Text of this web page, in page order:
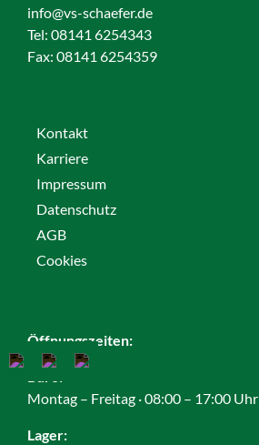
info@vs-schaefer.de
Tel: 08141 6254343
Fax: 08141 6254359
Kontakt
Karriere
Impressum
Datenschutz
AGB
Cookies
Öffnungszeiten:
Montag – Freitag · 08:00 – 17:00 Uhr
Lager: